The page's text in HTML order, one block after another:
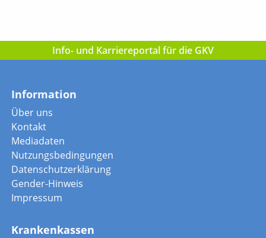
Info- und Karriereportal für die GKV
Information
Über uns
Kontakt
Mediadaten
Nutzungsbedingungen
Datenschutzerklärung
Gender-Hinweis
Impressum
Krankenkassen